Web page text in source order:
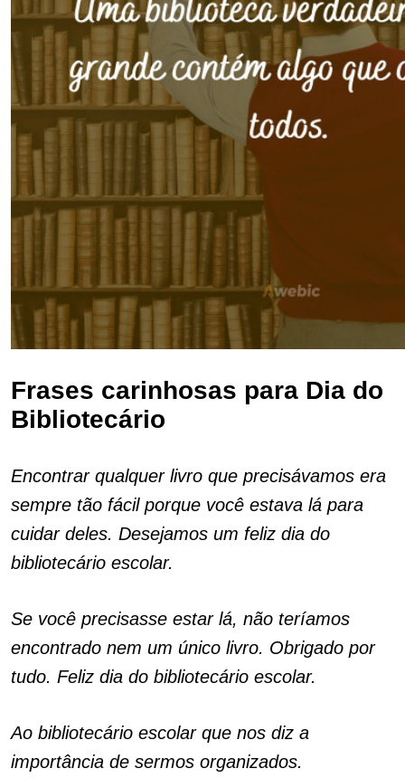
Frases carinhosas para Dia do
Bibliotecário
Encontrar qualquer livro que precisávamos era
sempre tão fácil porque você estava lá para
cuidar deles. Desejamos um feliz dia do
bibliotecário escolar.
Se você precisasse estar lá, não teríamos
encontrado nem um único livro. Obrigado por
tudo. Feliz dia do bibliotecário escolar.
Ao bibliotecário escolar que nos diz a
importância de sermos organizados.